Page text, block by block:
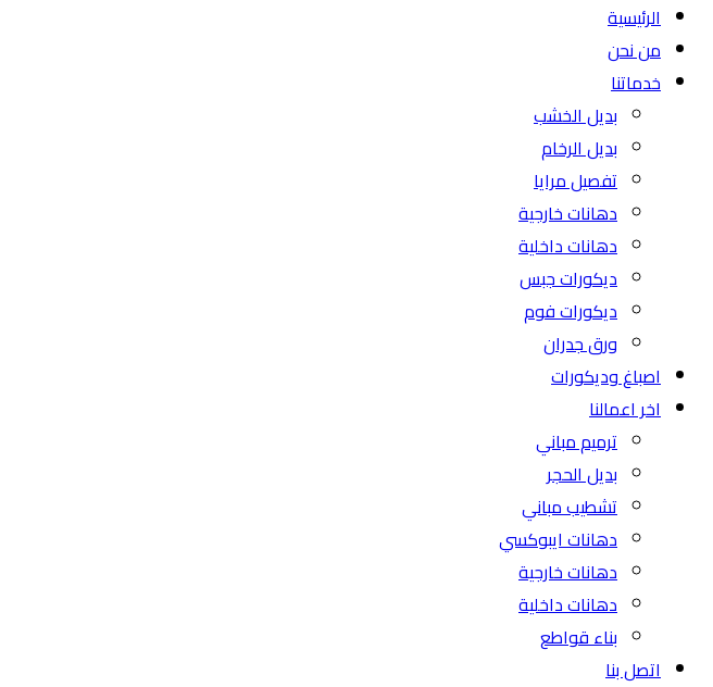
الرئيسية
من نحن
خدماتنا
بديل الخشب
بديل الرخام
تفصيل مرايا
دهانات خارجية
دهانات داخلية
ديكورات جبس
ديكورات فوم
ورق جدران
اصباغ وديكورات
اخر اعمالنا
ترميم مباني
بديل الحجر
تشطيب مباني
دهانات ايبوكسي
دهانات خارجية
دهانات داخلية
بناء قواطع
اتصل بنا